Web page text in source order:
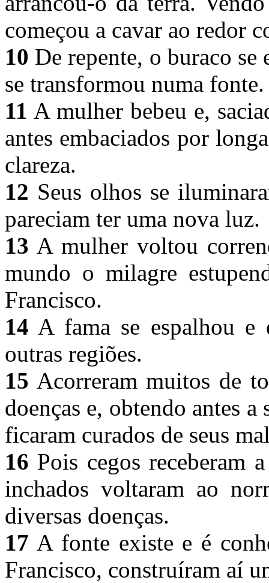
começou a cavar ao redor
10 De repente, o buraco se
se transformou numa
11 A mulher bebeu e,
antes embaciados por
clareza.
12 Seus olhos se
pareciam ter uma nova luz.
13 A mulher voltou
mundo o milagre
Francisco.
14 A fama se espalhou e
outras regiões.
15 Acorreram muitos de
doenças e, obtendo antes
ficaram curados de seus
16 Pois cegos receberam
inchados voltaram ao
diversas doenças.
17 A fonte existe e é
Francisco, construíram aí